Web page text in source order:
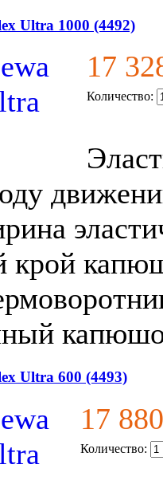
Ultra 1000 (4492)
17
Количество:
крой
Ultra 600 (4493)
17
Количество: